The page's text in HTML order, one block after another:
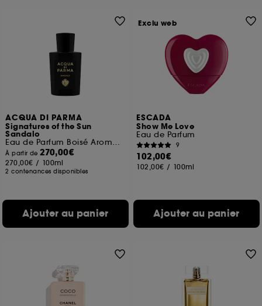
ACQUA DI PARMA
Signatures of the Sun
Sandalo
Eau de Parfum Boisé Aromatique
À partir de270,00€
270,00€ / 100ml
2 contenances disponibles
Ajouter au panier
ESCADA
Show Me Love
Eau de Parfum
9
102,00€
102,00€ / 100ml
Ajouter au panier
Exclu web